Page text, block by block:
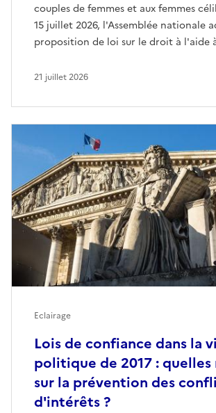
couples de femmes et aux femmes
15 juillet 2026, l'Assemblée nationale
proposition de loi sur le droit à l'aide
21 juillet 2026
Lois de confiance dans la
politique de 2017 : quelles
sur la prévention des
d'intérêts ?
Eclairage